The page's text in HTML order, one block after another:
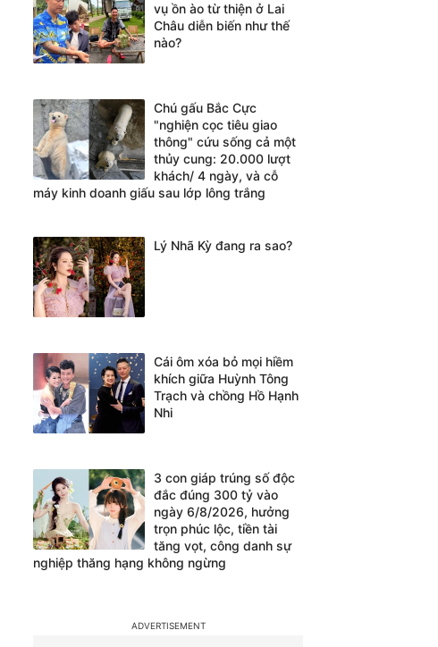
vụ ồn ào từ thiện ở Lai
Châu diễn biến như thế
nào?
Chú gấu Bắc Cực
"nghiện cọc tiêu giao
thông" cứu sống cả một
thủy cung: 20.000 lượt
khách/ 4 ngày, và cỗ
máy kinh doanh giấu sau lớp lông trắng
Lý Nhã Kỳ đang ra sao?
Cái ôm xóa bỏ mọi hiềm
khích giữa Huỳnh Tông
Trạch và chồng Hồ Hạnh
Nhi
3 con giáp trúng số độc
đắc đúng 300 tỷ vào
ngày 6/8/2026, hưởng
trọn phúc lộc, tiền tài
tăng vọt, công danh sự
nghiệp thăng hạng không ngừng